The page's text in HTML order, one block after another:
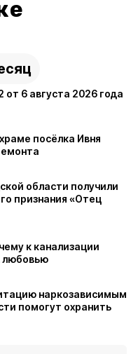
6 августа 2026 года
посёлка Ивня
области получили
признания «Отец
к канализации
любовью
наркозависимым
помогут охранить